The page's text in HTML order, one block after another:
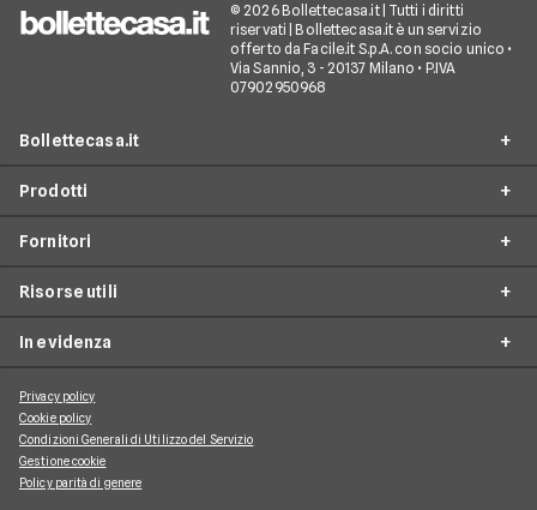
© 2026 Bollettecasa.it | Tutti i diritti
riservati | Bollettecasa.it è un servizio
offerto da Facile.it S.p.A. con socio unico •
Via Sannio, 3 - 20137 Milano • P.IVA
07902950968
Bollettecasa.it
Contatti
Servizio clienti
Prodotti
Offerte Internet Casa
Offerte Telefonia mobile
Fornitori
Provider Internet
Piattaforme Streaming e Pay-TV
Risorse utili
Guide internet casa
Guide alla telefonia mobile
Guide allo streaming tv
In evidenza
Aggiornamenti su Luce e Gas
Approfondimenti Internet Casa
Argomenti di Telefonia Mobile
Privacy policy
Cookie policy
Condizioni Generali di Utilizzo del Servizio
Gestione cookie
Policy parità di genere